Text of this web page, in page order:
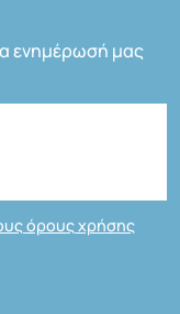
ενημέρωσή μας
όρους χρήσης